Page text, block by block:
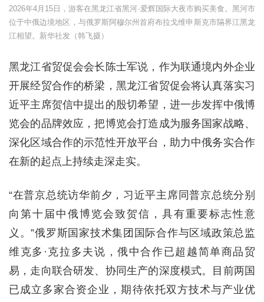
2026年4月15日，游客在黑龙江省黑河·爱辉国际大夜市购买美食。黑河市
位于中俄边境地区，与俄罗斯阿穆尔州首府布拉戈维申斯克市隔界江黑龙
江相望。新华社发（韩飞摄）
黑龙江省贸促会会长陈士军说，作为联通境内外企业
开展经贸合作的桥梁，黑龙江省贸促会将认真落实习
近平主席贺信中提出的殷切希望，进一步发挥中俄博
览会的品牌效应，把博览会打造成为服务国家战略、
深化区域合作的示范性开放平台，助力中俄务实合作
在新的起点上持续走深走实。
“在普京总统访华前夕，习近平主席同普京总统分别
向第十届中俄博览会致贺信，具有重要标志性意
义。”俄罗斯国家技术集团国际合作与区域政策总监
维克多·克拉多夫说，俄中合作已超越简单商品贸
易，走向联合研发、协同生产的深度模式。目前两国
已成立多家合资企业，期待依托双方技术与产业优